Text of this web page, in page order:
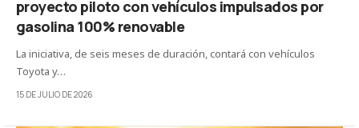
proyecto piloto con vehículos impulsados por
gasolina 100% renovable
La iniciativa, de seis meses de duración, contará con vehículos
Toyota y…
15 DE JULIO DE 2026